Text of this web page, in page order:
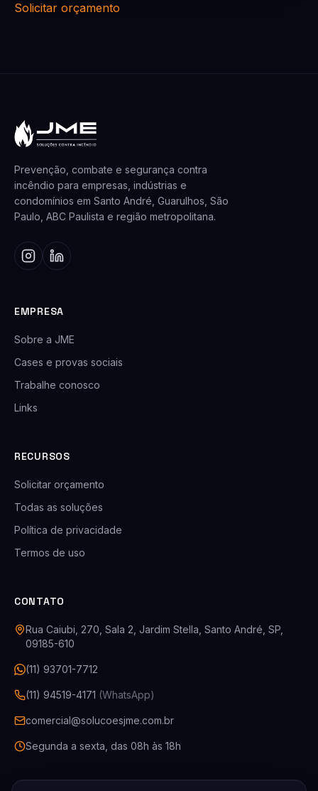
Solicitar orçamento
Prevenção, combate e segurança contra
incêndio para empresas, indústrias e
condomínios em Santo André, Guarulhos, São
Paulo, ABC Paulista e região metropolitana.
EMPRESA
Sobre a JME
Cases e provas sociais
Trabalhe conosco
Links
RECURSOS
Solicitar orçamento
Todas as soluções
Política de privacidade
Termos de uso
CONTATO
Rua Caiubi, 270, Sala 2, Jardim Stella, Santo André, SP,
09185-610
(11) 93701-7712
(11) 94519-4171 (WhatsApp)
comercial@solucoesjme.com.br
Segunda a sexta, das 08h às 18h